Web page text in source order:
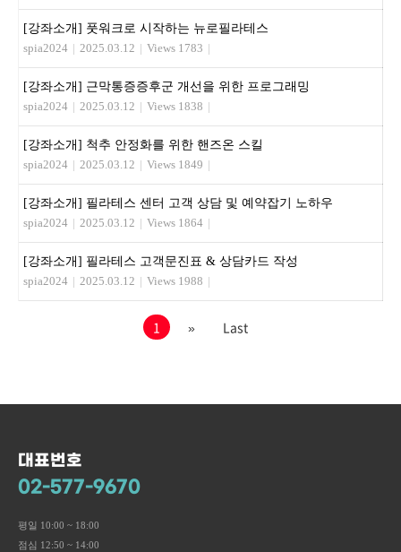
[강좌소개] 풋워크로 시작하는 뉴로필라테스
spia2024 | 2025.03.12 | Views 1783 |
[강좌소개] 근막통증증후군 개선을 위한 프로그래밍
spia2024 | 2025.03.12 | Views 1838 |
[강좌소개] 척추 안정화를 위한 핸즈온 스킬
spia2024 | 2025.03.12 | Views 1849 |
[강좌소개] 필라테스 센터 고객 상담 및 예약잡기 노하우
spia2024 | 2025.03.12 | Views 1864 |
[강좌소개] 필라테스 고객문진표 & 상담카드 작성
spia2024 | 2025.03.12 | Views 1988 |
1 » Last
대표번호
02-577-9670
평일 10:00 ~ 18:00
점심 12:50 ~ 14:00